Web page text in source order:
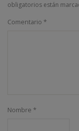
obligatorios están
Comentario *
Nombre *